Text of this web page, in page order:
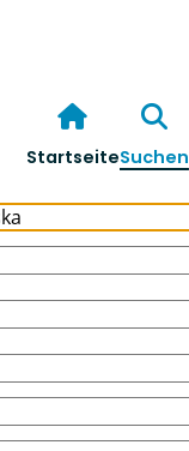
StartseiteSuchen